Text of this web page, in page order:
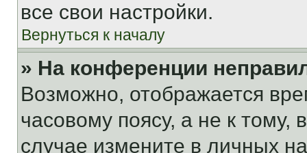
все свои настройки.
Вернуться к началу
» На конференции
Возможно, отображается
часовому поясу, а не к тому,
случае измените в личных